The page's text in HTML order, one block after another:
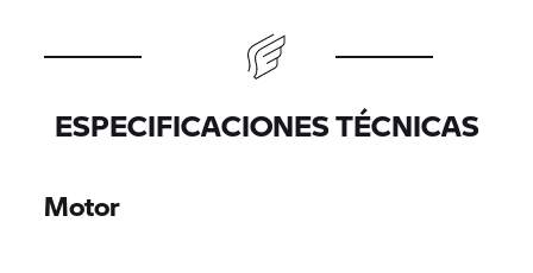
ESPECIFICACIONES TÉCNICAS
Motor